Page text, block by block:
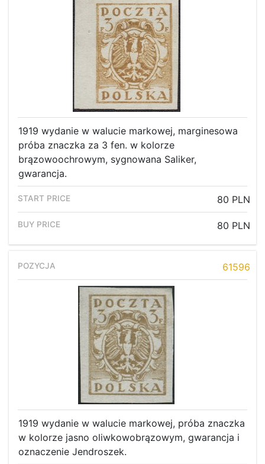
1919 wydanie w walucie markowej, marginesowa
próba znaczka za 3 fen. w kolorze
brązowoochrowym, sygnowana Saliker,
gwarancja.
80 PLN
80 PLN
61596
1919 wydanie w walucie markowej, próba znaczka
w kolorze jasno oliwkowobrązowym, gwarancja i
oznaczenie Jendroszek.